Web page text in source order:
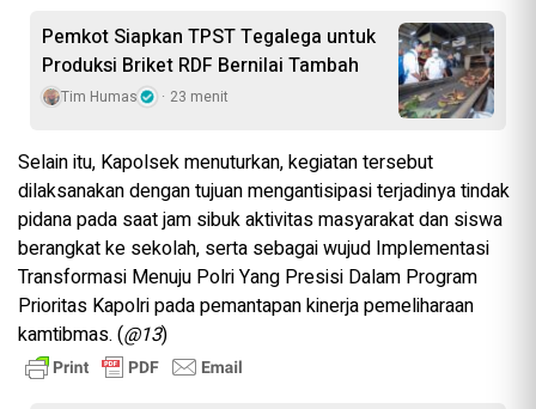
Pemkot Siapkan TPST Tegalega untuk
Produksi Briket RDF Bernilai Tambah
Tim Humas 23 menit
Selain itu, Kapolsek menuturkan, kegiatan tersebut
dilaksanakan dengan tujuan mengantisipasi terjadinya tindak
pidana pada saat jam sibuk aktivitas masyarakat dan siswa
berangkat ke sekolah, serta sebagai wujud Implementasi
Transformasi Menuju Polri Yang Presisi Dalam Program
Prioritas Kapolri pada pemantapan kinerja pemeliharaan
kamtibmas. (@13)